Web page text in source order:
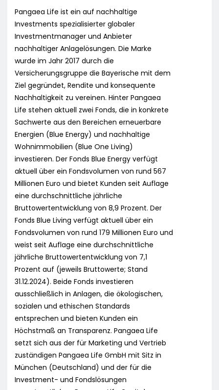
Pangaea Life ist ein auf nachhaltige
Investments spezialisierter globaler
Investmentmanager und Anbieter
nachhaltiger Anlagelösungen. Die Marke
wurde im Jahr 2017 durch die
Versicherungsgruppe die Bayerische mit dem
Ziel gegründet, Rendite und konsequente
Nachhaltigkeit zu vereinen. Hinter Pangaea
Life stehen aktuell zwei Fonds, die in konkrete
Sachwerte aus den Bereichen erneuerbare
Energien (Blue Energy) und nachhaltige
Wohnimmobilien (Blue One Living)
investieren. Der Fonds Blue Energy verfügt
aktuell über ein Fondsvolumen von rund 567
Millionen Euro und bietet Kunden seit Auflage
eine durchschnittliche jährliche
Bruttowertentwicklung von 8,9 Prozent. Der
Fonds Blue Living verfügt aktuell über ein
Fondsvolumen von rund 179 Millionen Euro und
weist seit Auflage eine durchschnittliche
jährliche Bruttowertentwicklung von 7,1
Prozent auf (jeweils Bruttowerte; Stand
31.12.2024). Beide Fonds investieren
ausschließlich in Anlagen, die ökologischen,
sozialen und ethischen Standards
entsprechen und bieten Kunden ein
Höchstmaß an Transparenz. Pangaea Life
setzt sich aus der für Marketing und Vertrieb
zuständigen Pangaea Life GmbH mit Sitz in
München (Deutschland) und der für die
Investment- und Fondslösungen